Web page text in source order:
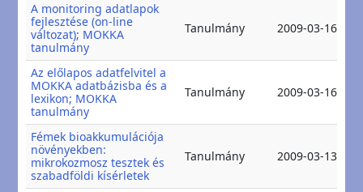
A monitoring adatlapok
fejlesztése (on-line
változat); MOKKA
tanulmány
Tanulmány 2009-03-16
Az előlapos adatfelvitel a
MOKKA adatbázisba és a
lexikon; MOKKA
tanulmány
Tanulmány 2009-03-16
Fémek bioakkumulációja
növényekben:
mikrokozmosz tesztek és
szabadföldi kísérletek
Tanulmány 2009-03-13